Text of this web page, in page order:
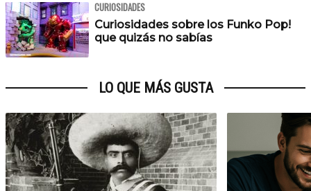
CURIOSIDADES
Curiosidades sobre los Funko Pop!
que quizás no sabías
LO QUE MÁS GUSTA